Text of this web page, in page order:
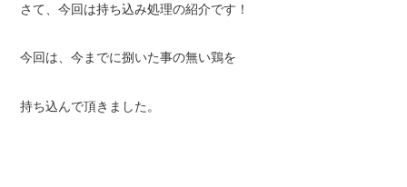
さて、今回は持ち込み処理の紹介です！
今回は、今までに捌いた事の無い鶏を
持ち込んで頂きました。